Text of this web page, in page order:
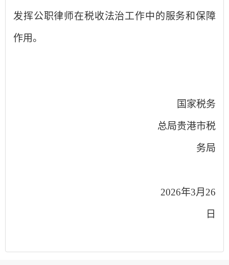
发挥公职律师在税收法治工作中的服务和保障
作用。
国家税务
总局贵港市税
务局
2026年3月26
日